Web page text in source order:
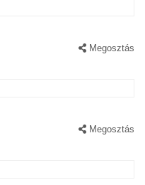
Megosztás
Megosztás